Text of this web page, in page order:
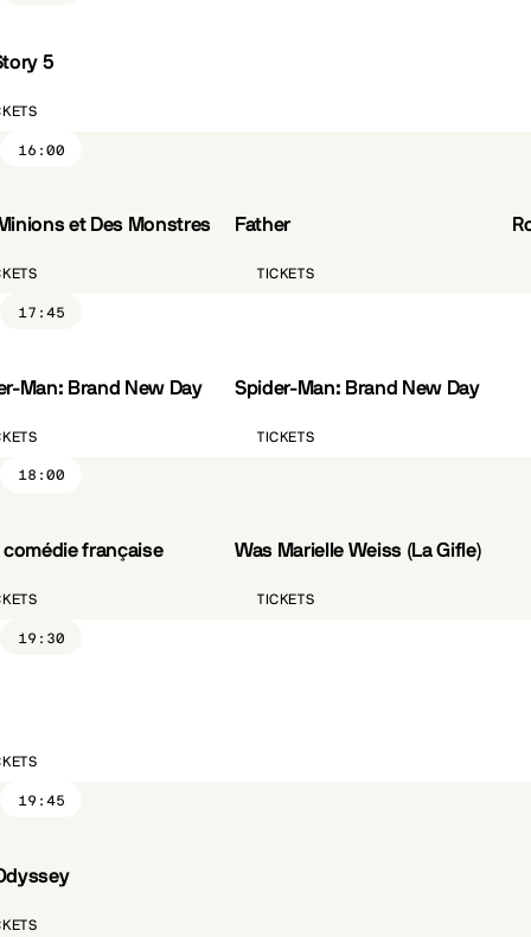
5
16:00
et Des Monstres Father
VO.ST.FR
TICKETS
17:45
Man: Brand New Day Spider-Man: Brand New Day
VO.ST.FR
TICKETS
18:00
comédie française Was Marielle Weiss (La Gifle)
VO.ST.FR CÔTÉ PARC
TICKETS
19:30
19:45